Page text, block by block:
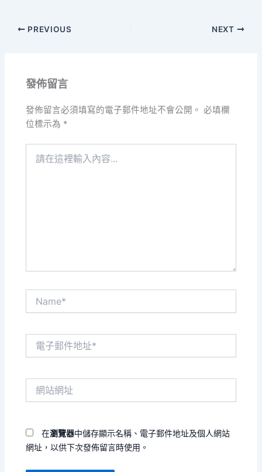
PREVIOUS NEXT
發佈留言
發佈留言必須填寫的電子郵件地址不會公開。 必填欄
位標示為 *
在瀏覽器中儲存顯示名稱、電子郵件地址及個人網站
網址，以供下次發佈留言時使用。